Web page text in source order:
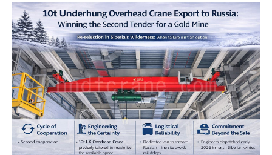
두 번째 입찰에서 DAFANFCRANE을 선택한
이유
정밀 공간 적응: 언더행 오버헤드 크레인,
금광 작업장 공간 제약 극복
극한 저온 엔지니어링 업그레이드: -35°C
저온 취성 극복으로 연중 안정적인 운영 보
장